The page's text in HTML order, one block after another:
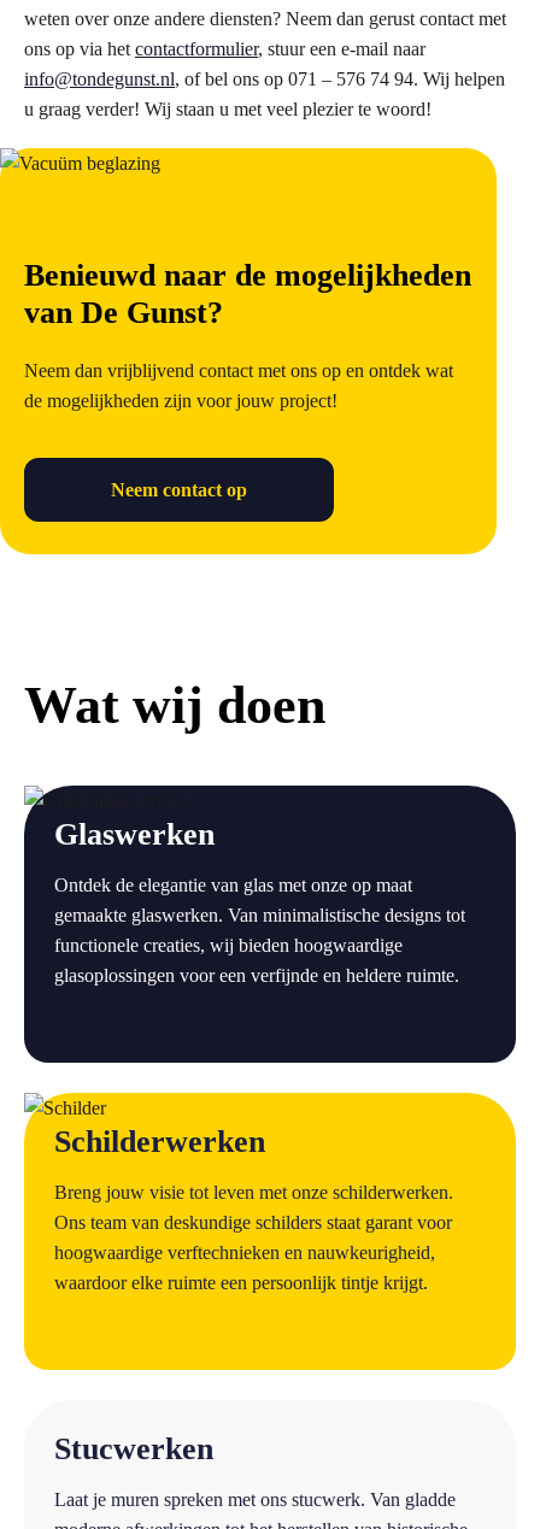
weten over onze andere diensten? Neem dan gerust contact met
ons op via het contactformulier, stuur een e-mail naar
info@tondegunst.nl, of bel ons op 071 – 576 74 94. Wij helpen
u graag verder! Wij staan u met veel plezier te woord!
Benieuwd naar de mogelijkheden
van De Gunst?
Neem dan vrijblijvend contact met ons op en ontdek wat
de mogelijkheden zijn voor jouw project!
Neem contact op
Wat wij doen
Glaswerken
Ontdek de elegantie van glas met onze op maat
gemaakte glaswerken. Van minimalistische designs tot
functionele creaties, wij bieden hoogwaardige
glasoplossingen voor een verfijnde en heldere ruimte.
a
Schilderwerken
Breng jouw visie tot leven met onze schilderwerken.
Ons team van deskundige schilders staat garant voor
hoogwaardige verftechnieken en nauwkeurigheid,
waardoor elke ruimte een persoonlijk tintje krijgt.
a
Stucwerken
Laat je muren spreken met ons stucwerk. Van gladde